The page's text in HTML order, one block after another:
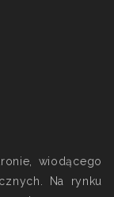
wiodącego
Na rynku